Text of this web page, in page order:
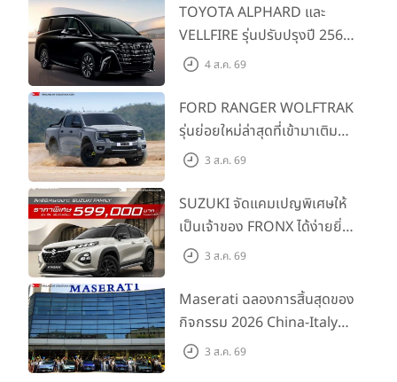
TOYOTA ALPHARD และ
VELLFIRE รุ่นปรับปรุงปี 2569
พร้อมรุ่นย่อยใหม่ HEV
4 ส.ค. 69
FORD RANGER WOLFTRAK
รุ่นย่อยใหม่ล่าสุดที่เข้ามาเติม
เต็มไลน์อัป พร้อมตอบโจทย์ทุก
พร้อมลุย ด้วยราคาพิเศษเริ่ม
ต้นที่ 9.49 แสนบาท
3 ส.ค. 69
SUZUKI จัดแคมเปญพิเศษให้
เป็นเจ้าของ FRONX ได้ง่ายยิ่ง
ขึ้นสำหรับรุ่น GL ราคาพิเศษ
200 คัน พร้อมข้อเสนอสุดคุ้ม
3 ส.ค. 69
Maserati ฉลองการสิ้นสุดของ
กิจกรรม 2026 China-Italy
Grand Tour ณ สำนักงาน
3 ส.ค. 69